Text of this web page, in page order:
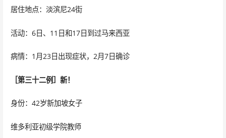
居住地点：淡滨尼24街
活动：6日、11日和17日到过马来西亚
病情：1月23日出现症状，2月7日确诊
［第三十二例］新！
身份：42岁新加坡女子
维多利亚初级学院教师